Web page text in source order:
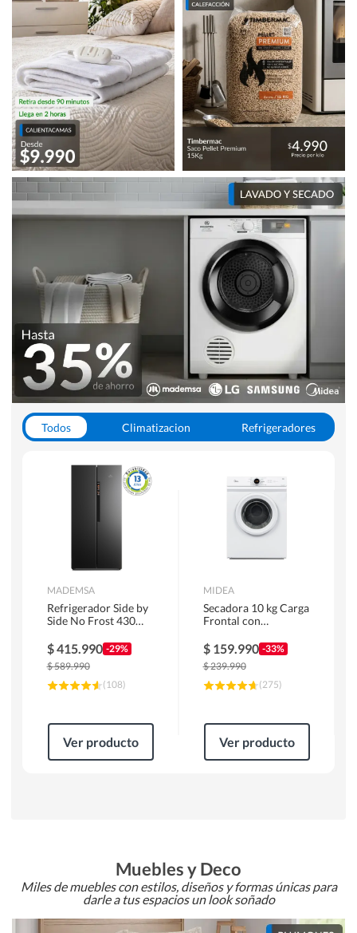
Todos Climatizacion
Refrigeradores
Hornos y Microondas
MADEMSA
Refrigerador Side by
Side No Frost 430
MAS430B
$415.990 -29%
$589.990
(108)
Ver producto
MIDEA
Secadora 10 kg Carga
Frontal con
MD100A100/W2
$ 159.990 -33%
$239.990
(275)
Ver producto
Muebles y Deco
Miles de muebles con estilos, diseños y formas únicas para
darle a tus espacios un look soñado